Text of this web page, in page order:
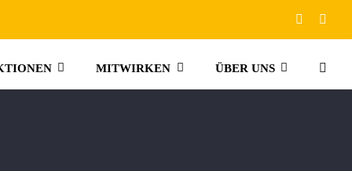
MITWIRKEN ÜBER UNS